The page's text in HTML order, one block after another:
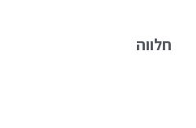
חלווה